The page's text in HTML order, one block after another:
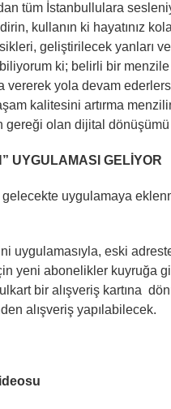
tüm İstanbullulara
kullanın ki hayatınız
geliştirilecek yanları
ki; belirli bir
vererek yola devam
kalitesini artırma
gereği olan dijital
UYGULAMASI GELİYOR
gelecekte uygulamaya
uygulamasıyla, eski
yeni abonelikler kuyruğa
bir alışveriş kartına
alışveriş yapılabilecek.